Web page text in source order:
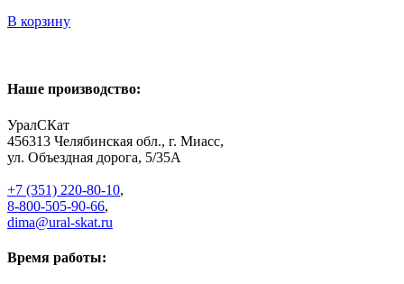
В корзину
Наше производство:
УралСКат
456313 Челябинская обл., г. Миасс,
ул. Объездная дорога, 5/35А
+7 (351) 220-80-10,
8-800-505-90-66,
dima@ural-skat.ru
Время работы: